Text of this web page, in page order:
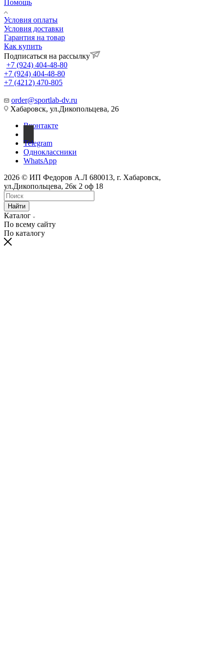
Помощь
Условия оплаты
Условия доставки
Гарантия на товар
Как купить
Подписаться на рассылку
+7 (924) 404-48-80
+7 (924) 404-48-80
+7 (4212) 470-805
order@sportlab-dv.ru
Хабаровск, ул.Дикопольцева, 26
Вконтакте
Telegram
Одноклассники
WhatsApp
2026 © ИП Федоров А.Л 680013, г. Хабаровск,
ул.Дикопольцева, 26к 2 оф 18
Найти
Каталог
По всему сайту
По каталогу